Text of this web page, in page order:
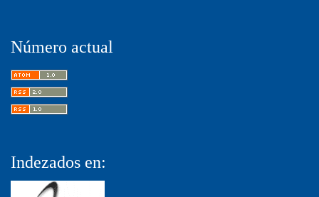
Número actual
Indezados en: